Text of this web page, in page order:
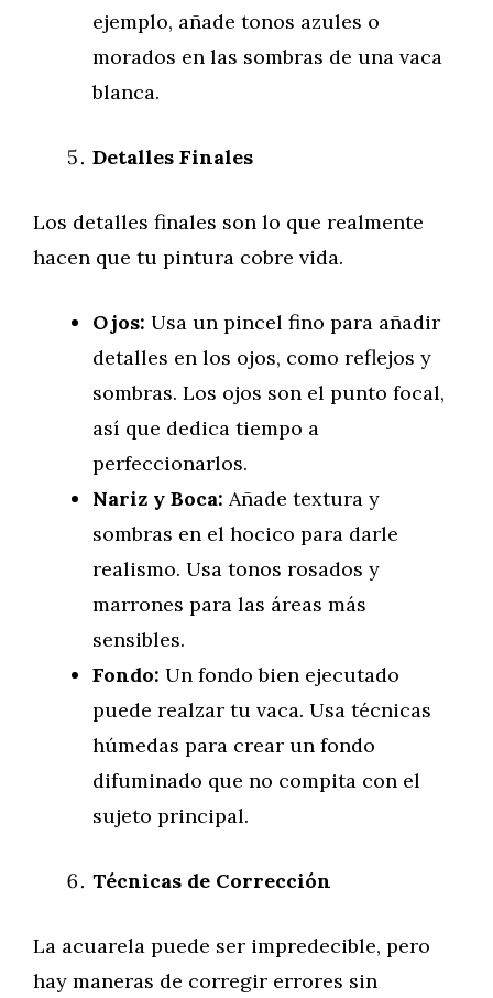
ejemplo, añade tonos azules o
morados en las sombras de una vaca
blanca.
Detalles Finales
Los detalles finales son lo que realmente
hacen que tu pintura cobre vida.
Ojos: Usa un pincel fino para añadir
detalles en los ojos, como reflejos y
sombras. Los ojos son el punto focal,
así que dedica tiempo a
perfeccionarlos.
Nariz y Boca: Añade textura y
sombras en el hocico para darle
realismo. Usa tonos rosados y
marrones para las áreas más
sensibles.
Fondo: Un fondo bien ejecutado
puede realzar tu vaca. Usa técnicas
húmedas para crear un fondo
difuminado que no compita con el
sujeto principal.
Técnicas de Corrección
La acuarela puede ser impredecible, pero
hay maneras de corregir errores sin